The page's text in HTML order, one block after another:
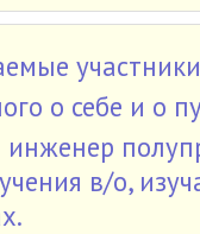
о себе и о
инженер
в/о,